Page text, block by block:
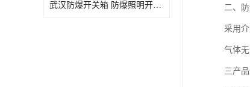
武汉防爆开关箱 防爆照明开关箱厂家 二、
采用
气体
三产品